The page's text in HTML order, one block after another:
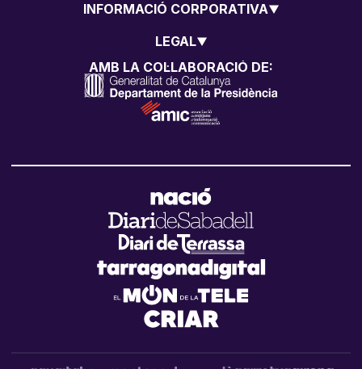
INFORMACIÓ CORPORATIVA
LEGAL
AMB LA COL·LABORACIÓ DE: